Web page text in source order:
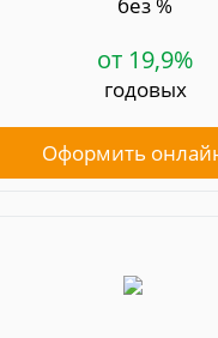
от 19,9%
годовых
Оформить